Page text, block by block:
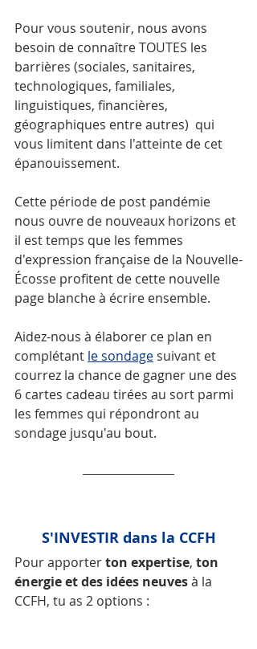
Pour vous soutenir, nous avons
besoin de connaître TOUTES les
barrières (sociales, sanitaires,
technologiques, familiales,
linguistiques, financières,
géographiques entre autres)  qui
vous limitent dans l'atteinte de cet
épanouissement.
Cette période de post pandémie
nous ouvre de nouveaux horizons et
il est temps que les femmes
d'expression française de la Nouvelle-
Écosse profitent de cette nouvelle
page blanche à écrire ensemble.
Aidez-nous à élaborer ce plan en
complétant le sondage suivant et
courrez la chance de gagner une des
6 cartes cadeau tirées au sort parmi
les femmes qui répondront au
sondage jusqu'au bout.
S'INVESTIR dans la CCFH
Pour apporter ton expertise, ton
énergie et des idées neuves à la
CCFH, tu as 2 options :